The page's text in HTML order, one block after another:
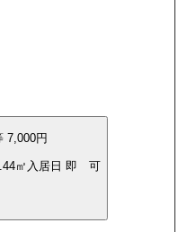
7,000円
㎡ 入居日 即 可